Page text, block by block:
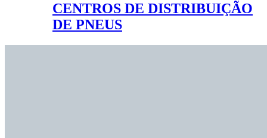
CENTROS DE DISTRIBUIÇÃO
DE PNEUS